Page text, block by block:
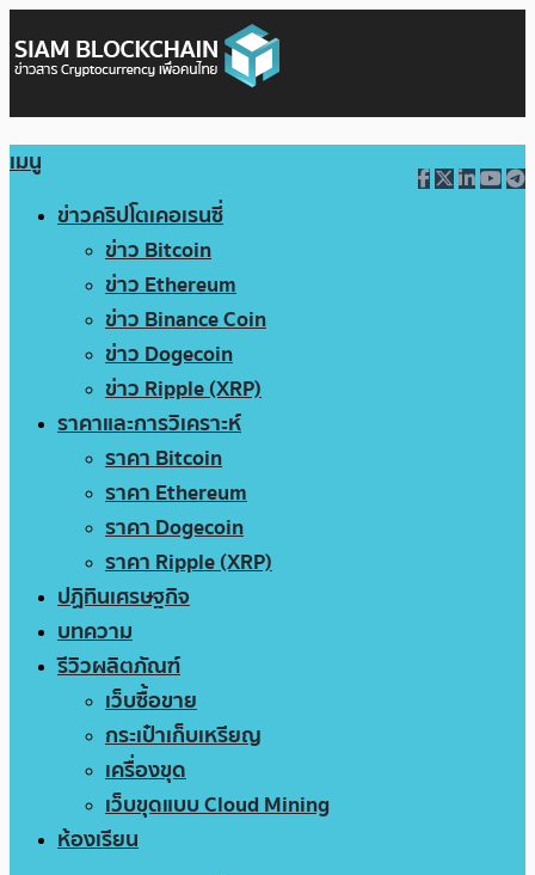
เมนู
ข่าวคริปโตเคอเรนซี่
ข่าว Bitcoin
ข่าว Ethereum
ข่าว Binance Coin
ข่าว Dogecoin
ข่าว Ripple (XRP)
ราคาและการวิเคราะห์
ราคา Bitcoin
ราคา Ethereum
ราคา Dogecoin
ราคา Ripple (XRP)
ปฏิทินเศรษฐกิจ
บทความ
รีวิวผลิตภัณฑ์
เว็บซื้อขาย
กระเป๋าเก็บเหรียญ
เครื่องขุด
เว็บขุดแบบ Cloud Mining
ห้องเรียน